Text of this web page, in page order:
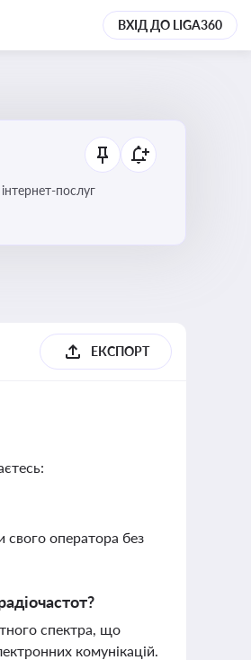
ВХІД ДО LIGA360
послуг
ЕКСПОРТ
свого оператора без
спектра, що
комунікацій.